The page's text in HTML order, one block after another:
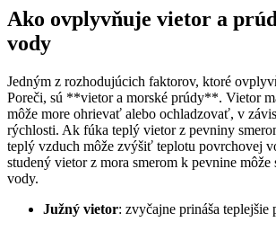
Ako ovplyvňuje vietor a
vody
Jedným z rozhodujúcich faktorov, ktoré
Poreči, sú **vietor a morské prúdy**. Vietor
môže more ohrievať alebo ochladzovať, v
rýchlosti. Ak fúka teplý vietor z pevniny
teplý vzduch môže zvýšiť teplotu povrchovej
studený vietor z mora smerom k pevnine
vody.
Južný vietor: zvyčajne prináša teplejšie